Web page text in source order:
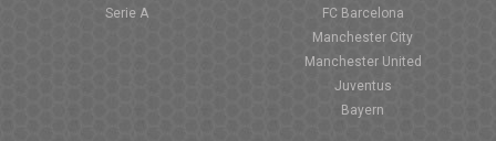
Serie A
FC Barcelona
Manchester City
Manchester United
Juventus
Bayern